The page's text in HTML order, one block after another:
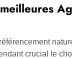
crucial le